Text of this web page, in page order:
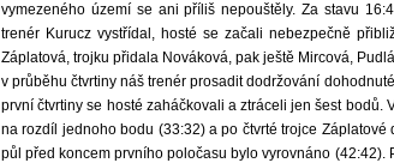
vymezeného území se ani příliš nepouštěly. Za stavu
trenér Kurucz vystřídal, hosté se začali nebezpečně
Záplatová, trojku přidala Nováková, pak ještě Mircová,
v průběhu čtvrtiny náš trenér prosadit dodržování
první čtvrtiny se hosté zaháčkovali a ztráceli jen šest bodů.
na rozdíl jednoho bodu (33:32) a po čtvrté trojce
půl před koncem prvního poločasu bylo vyrovnáno (42:42).